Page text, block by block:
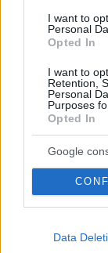
I want to
Personal
Opted In
I want to
Retention,
Personal
Purposes
Opted In
Google
Data